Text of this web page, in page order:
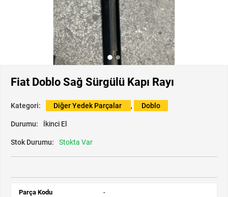
Fiat Doblo Sağ Sürgülü Kapı Rayı
Kategori: Diğer Yedek Parçalar , Doblo
Durumu: İkinci El
Stok Durumu: Stokta Var
Parça Kodu -